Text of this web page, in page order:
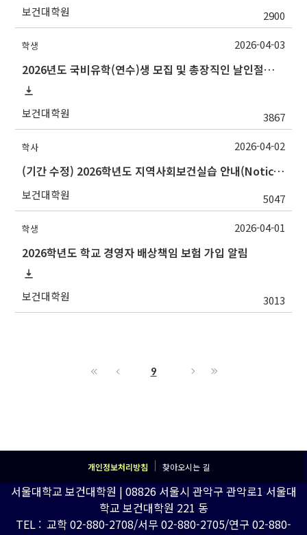
보건대학원 2900
학생
2026년도 국비유학(연수)생 모집 및 총장직인 날인절차 안내
보건대학원 3867
2026-04-03
학사
(기간 수정) 2026학년도 지역사회보건실습 안내(Notice for 2026 Community Health Field Training)
보건대학원 5047
2026-04-02
학생
2026학년도 학교 경영자 배상책임 보험 가입 알림
보건대학원 3013
2026-04-01
9
개인정보처리방침 찾아오시는 길
서울대학교 보건대학원 | 08826 서울시 관악구 관악로1 서울대
학교 보건대학원 221 동
TEL : 교학 02-880-2708/서무 02-880-2705/연구 02-880-